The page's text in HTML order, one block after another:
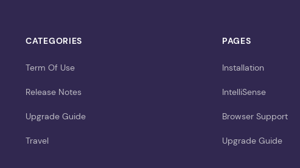
CATEGORIES
Term Of Use
Release Notes
Upgrade Guide
Travel
PAGES
Installation
IntelliSense
Browser Support
Upgrade Guide